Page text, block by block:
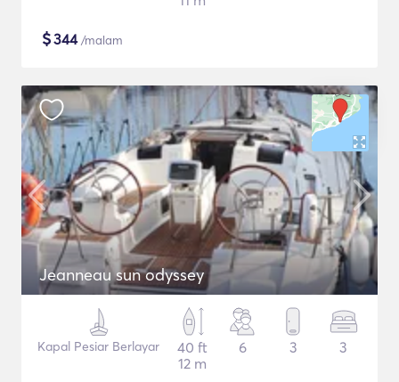
$344/malam
Jeanneau sun odyssey
Kapal Pesiar Berlayar
40 ft
12 m
6 3 3